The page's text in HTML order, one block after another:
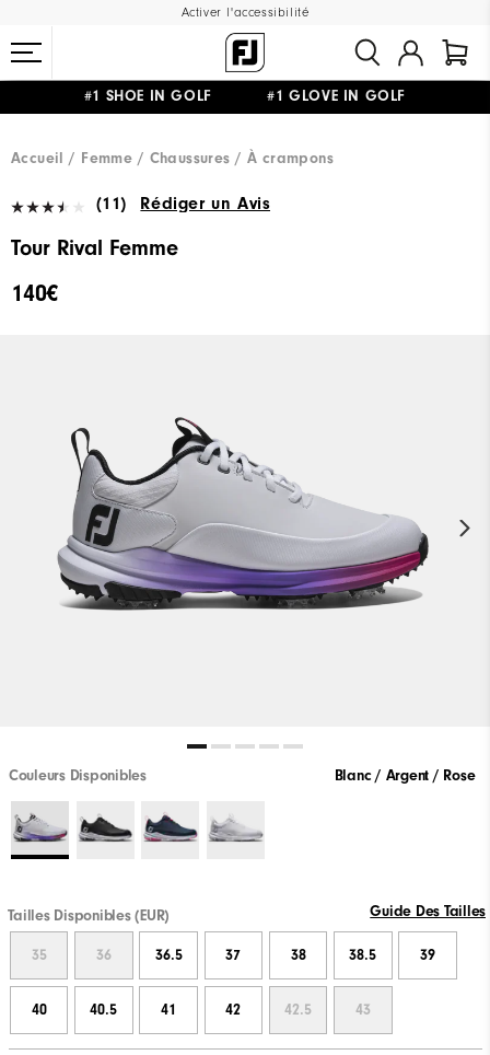
Activer l'accessibilité
#1 SHOE IN GOLF #1 GLOVE IN GOLF
LIVRAISON OFFERTE
DÈS 99€+&RETOUR GRATUIT
Accueil Femme Chaussures À crampons
(11) Rédiger un Avis
Tour Rival Femme
140€
Couleurs Disponibles Blanc / Argent / Rose
Tailles Disponibles (EUR) Guide Des Tailles
35 36 36.5 37 38 38.5 39
40 40.5 41 42 42.5 43